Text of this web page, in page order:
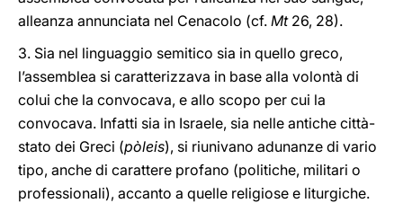
alleanza annunciata nel Cenacolo (cf. Mt26, 28).
3. Sia nel linguaggio semitico sia in quello greco,
l’assemblea si caratterizzava in base alla volontà di
colui che la convocava, e allo scopo per cui la
convocava. Infatti sia in Israele, sia nelle antiche città-
stato dei Greci (pòleis), si riunivano adunanze di vario
tipo, anche di carattere profano (politiche, militari o
professionali), accanto a quelle religiose e liturgiche.